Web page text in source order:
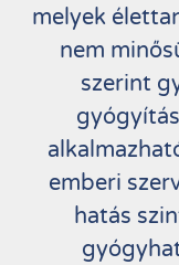
melyek
nem
szerint
emberi
hatás